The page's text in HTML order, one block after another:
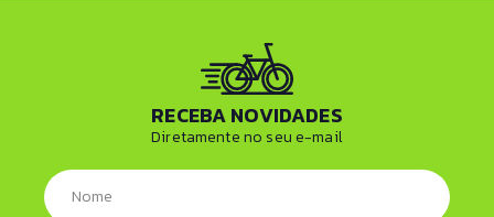
RECEBA NOVIDADES
Diretamente no seu e-mail